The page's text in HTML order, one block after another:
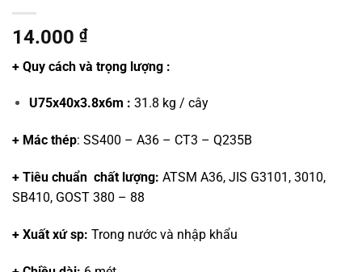
14.000 ₫
+ Quy cách và trọng lượng :
U75x40x3.8x6m : 31.8 kg / cây
+ Mác thép: SS400 – A36 – CT3 – Q235B
+ Tiêu chuẩn chất lượng: ATSM A36, JIS G3101, 3010,
SB410, GOST 380 – 88
+ Xuất xứ sp: Trong nước và nhập khẩu